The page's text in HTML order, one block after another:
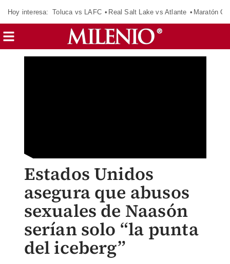
Hoy interesa: Toluca vs LAFC Real Salt Lake vs Atlante Maratón
Estados Unidos
asegura que abusos
sexuales de Naasón
serían solo “la punta
del iceberg”